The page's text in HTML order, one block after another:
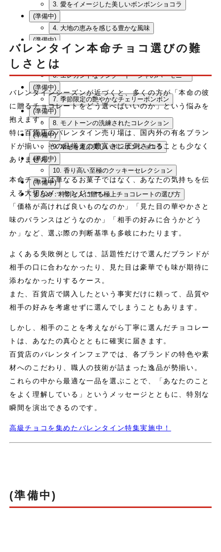
3. 愛をイメージした美しいボンボンショコラ
(準備中)
4. 大地の恵みを感じる豊かな風味
(準備中)
5. フランスの老舗が贈る優美なマカロンギフト
(準備中)
6. エレガントなラング・ド・シャのハーモニー
(準備中)
7. 季節限定の艶やかなチェリーボンボン
(準備中)
8. モノトーンの洗練されたコレクション
(準備中)
9. 幸せを運ぶ美しいボンボンショコラ
(準備中)
10. 香り高い至極のクッキーセレクション
(準備中)
まとめ：特別な人に贈る極上チョコレートの選び方
バレンタイン本命チョコ選びの難
しさとは
バレンタインシーズンが近づくと、多くの方が「本命の彼
に贈るチョコレートをどう選べばいいのか」という悩みを
抱えます。
特に百貨店のバレンタイン売り場は、国内外の有名ブラン
ドが揃い、その品揃えの豊富さに圧倒されることも少なく
ありません。
本命チョコは単なるお菓子ではなく、あなたの気持ちを伝
える大切なメッセンジャー。
「価格が高ければ良いものなのか」「見た目の華やかさと
味のバランスはどうなのか」「相手の好みに合うかどう
か」など、選ぶ際の判断基準も多岐にわたります。
よくある失敗例としては、話題性だけで選んだブランドが
相手の口に合わなかったり、見た目は豪華でも味が期待に
添わなかったりするケース。
また、百貨店で購入したという事実だけに頼って、品質や
相手の好みを考慮せずに選んでしまうこともあります。
しかし、相手のことを考えながら丁寧に選んだチョコレー
トは、あなたの真心とともに確実に届きます。
百貨店のバレンタインフェアでは、各ブランドの特色や素
材へのこだわり、職人の技術が詰まった逸品が勢揃い。
これらの中から最適な一品を選ぶことで、「あなたのこと
をよく理解している」というメッセージとともに、特別な
瞬間を演出できるのです。
高級チョコを集めたバレンタイン特集実施中！
(準備中)